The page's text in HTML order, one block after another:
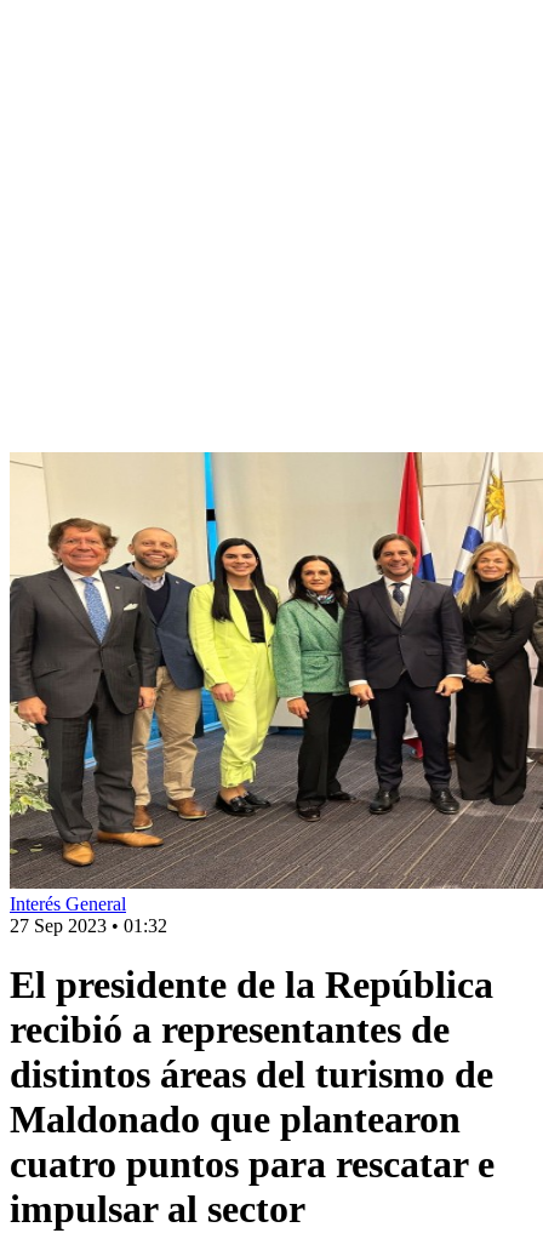
Interés General
27 Sep 2023 • 01:32
El presidente de la República
recibió a representantes de
distintos áreas del turismo de
Maldonado que plantearon
cuatro puntos para rescatar e
impulsar al sector